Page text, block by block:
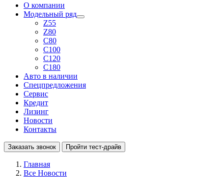
О компании
Модельный ряд
Z55
Z80
C80
C100
C120
C180
Авто в наличии
Спецпредложения
Сервис
Кредит
Лизинг
Новости
Контакты
Заказать звонок Пройти тест-драйв
Главная
Все Новости